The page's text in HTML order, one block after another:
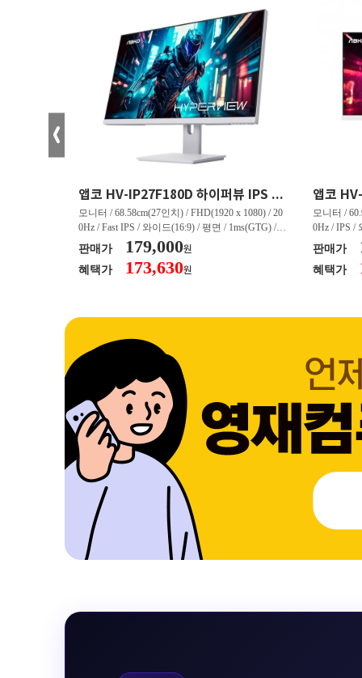
앱코 HV-IP27F180D 하이퍼뷰 IPS FHD 200 HDR 무결점
모니터 / 68.58cm(27인치) / FHD(1920 x 1080) / 20
0Hz / Fast IPS / 와이드(16:9) / 평면 / 1ms(GTG) / 3
50nit / 1,000:1 / 헤드폰 아웃 / LED 조명 / 틸트(상
하) / 6kg / [색상영역] / sRGB:128% / Adobe RGB:8
5% / DCI-P3:91% / NTSC:90% / [게임특화] / 조준
판매가 179,000원
혜택가 173,630원
모니터 /
0Hz / IPS /
50nit /
하) / 4.9kg
80% / DCI-
판매가
혜택가